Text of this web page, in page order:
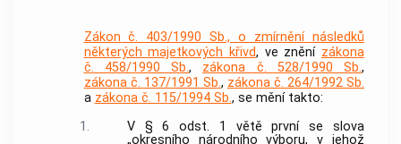
Zákon č. 403/1990 Sb., o zmírnění následků
některých majetkových křivd, ve znění zákona
č. 458/1990 Sb., zákona č. 528/1990 Sb.,
zákona č. 137/1991 Sb., zákona č. 264/1992 Sb.
a zákona č. 115/1994 Sb., se mění takto:
1.
V § 6 odst. 1 větě první se slova
„okresního národního výboru, v jehož